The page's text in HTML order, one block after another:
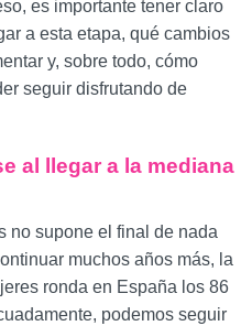
es importante tener claro
a esta etapa, qué cambios
y, sobre todo, cómo
seguir disfrutando de
al llegar a la mediana
no supone el final de nada
muchos años más, la
ronda en España los 86
podemos seguir